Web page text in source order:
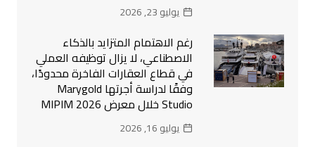
يوليو 23, 2026
رغم الاهتمام المتزايد بالذكاء
الاصطناعي، لا يزال توظيفه العملي
في قطاع العقارات الفاخرة محدودًا،
وفقًا لدراسة أجرتها Marygold
Studio خلال معرض MIPIM 2026
يوليو 16, 2026